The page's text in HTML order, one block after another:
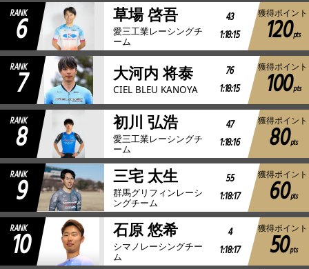
RANK
6 草場 啓吾
愛三工業レーシングチ
ーム
43
1:18:15
獲得ポイント
120pts
RANK
7 大河内 将泰
CIEL BLEU KANOYA
76
1:18:15
獲得ポイント
100pts
RANK
8 初川 弘浩
愛三工業レーシングチ
ーム
47
1:18:16
獲得ポイント
80pts
RANK
9 三宅 太生
群馬グリフィンレーシ
ングチーム
55
1:18:17
獲得ポイント
60pts
RANK
10 石原 悠希
シマノレーシングチー
ム
4
1:18:17
獲得ポイント
50pts